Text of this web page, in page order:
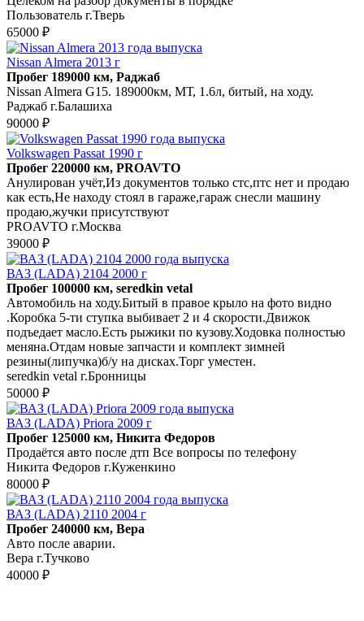
Пользователь г.Тверь
65000 ₽
Nissan Almera 2013 г
Пробег 189000 км, Раджаб
Nissan Almera G15. 189000км, МТ, 1.6л, битый, на ходу.
Раджаб г.Балашиха
90000 ₽
Volkswagen Passat 1990 г
Пробег 220000 км, PROAVTO
Анулирован учёт,Из документов только стс,птс нет и продаю
как есть,Не находу стоял в гараже,гараж снесли машину
продаю,жучки присутствуют
PROAVTO г.Москва
39000 ₽
ВАЗ (LADA) 2104 2000 г
Пробег 100000 км, seredkin vetal
Автомобиль на ходу.Битый в правое крыло на фото видно
.Коробка 5-ти ступка выбивает 2 и 4 скорости.Движок
подъедает масло.Есть рыжики по кузову.Ходовка полностью
меняна.Отдам новые запчасти и комплект зимней
резины(липучка)б/у на дисках.Торг уместен.
seredkin vetal г.Бронницы
50000 ₽
ВАЗ (LADA) Priora 2009 г
Пробег 125000 км, Никита Федоров
Продаётся авто после дтп Все вопросы по телефону
Никита Федоров г.Куженкино
80000 ₽
ВАЗ (LADA) 2110 2004 г
Пробег 240000 км, Вера
Авто после аварии.
Вера г.Тучково
40000 ₽